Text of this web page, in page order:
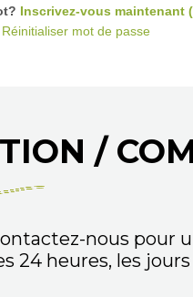
Inscrivez-vous maintenant
mot de passe
/
nous pour
24 heures, les